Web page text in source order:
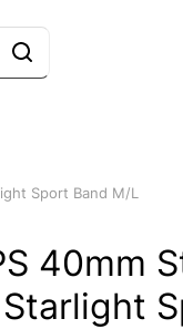
Sport Band M/L
40mm